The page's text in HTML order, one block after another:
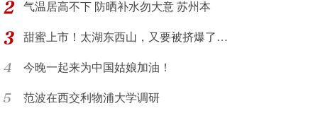
气温居高不下 防晒补水勿大意 苏州本
甜蜜上市！太湖东西山，又要被挤爆了…
今晚一起来为中国姑娘加油！
范波在西交利物浦大学调研